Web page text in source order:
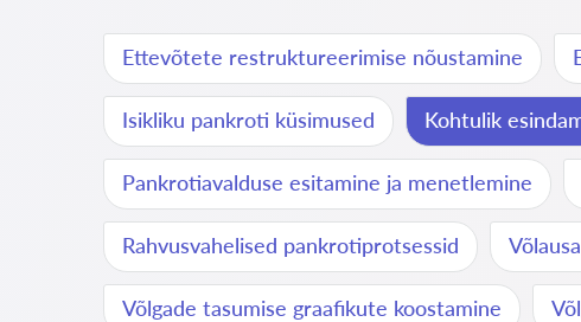
Ettevõtete restruktureerimise nõustamine
Isikliku pankroti küsimused Kohtulik
Pankrotiavalduse esitamine ja menetlemine
Rahvusvahelised pankrotiprotsessid
Võlgade tasumise graafikute koostamine